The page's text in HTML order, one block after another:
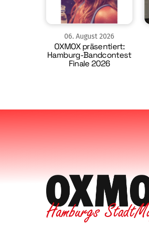
06. August 2026
OXMOX präsentiert:
Hamburg-Bandcontest
Finale 2026